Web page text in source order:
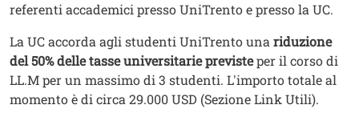
referenti accademici presso UniTrento e presso la UC.
La UC accorda agli studenti UniTrento una riduzione
del 50% delle tasse universitarie previsteper il corso di
LL.M per un massimo di 3 studenti. L'importo totale al
momento è di circa 29.000 USD (Sezione Link Utili).